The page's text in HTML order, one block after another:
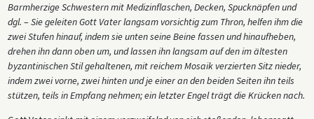
Barmherzige Schwestern mit Medizinflaschen, Decken, Spucknäpfen und
dgl. –Sie geleiten Gott Vater langsam vorsichtig zum Thron, helfen ihm die
zwei Stufen hinauf, indem sie unten seine Beine fassen und hinaufheben,
drehen ihn dann oben um, und lassen ihn langsam auf den im ältesten
byzantinischen Stil gehaltenen, mit reichem Mosaik verzierten Sitz nieder,
indem zwei vorne, zwei hinten und je einer an den beiden Seiten ihn teils
stützen, teils in Empfang nehmen; ein letzter Engel trägt die Krücken nach.